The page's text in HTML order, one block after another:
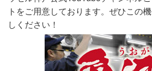
トをご用意しております。ぜひこの
しください！